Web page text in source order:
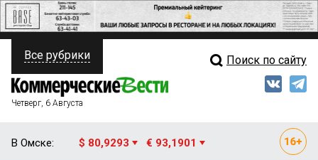
ПОЛИТИКА
ФИНАНСЫ
Свежий выпуск
Все рубрики Поиск по сайту
Четверг, 6 Августа
В Омске: $ 80,9293 € 93,1901